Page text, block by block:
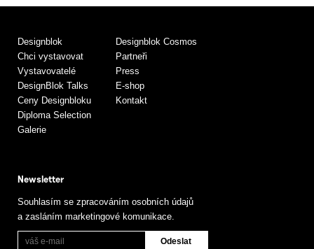
Designblok
Chci vystavovat
Vystavovatelé
DesignBlok Talks
Ceny Designbloku
Diploma Selection
Galerie
Designblok Cosmos
Partneři
Press
E-shop
Kontakt
Newsletter
Souhlasím se zpracováním osobních údajů
a zasláním marketingové komunikace.